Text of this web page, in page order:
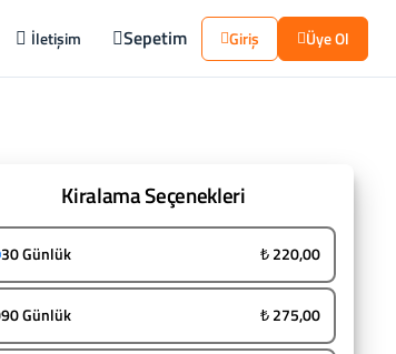
İletişim Sepetim Giriş Üye Ol
Kiralama Seçenekleri
30 Günlük ₺ 220,00
90 Günlük ₺ 275,00